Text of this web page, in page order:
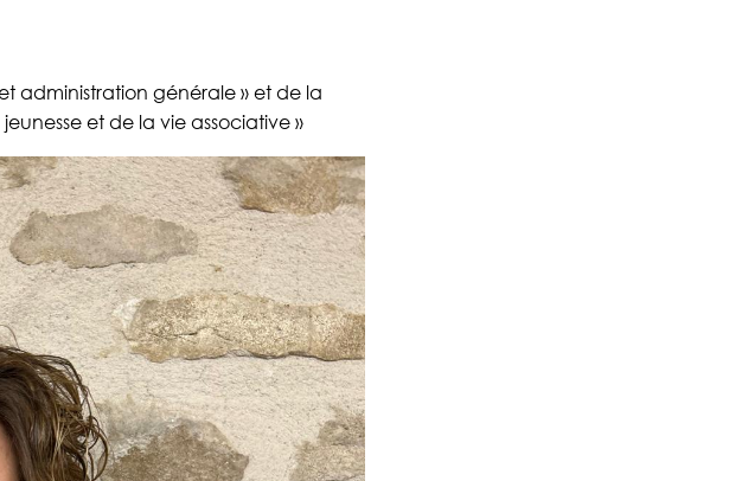
administration générale » et de la
et de la vie associative »